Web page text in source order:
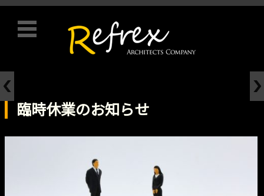
コンテンツに移動
臨時休業のお知らせ